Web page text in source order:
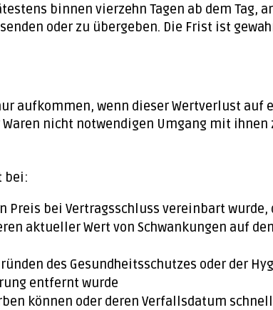
binnen vierzehn Tagen ab dem Tag,
oder zu übergeben. Die Frist ist
aufkommen, wenn dieser Wertverlust auf
nicht notwendigen Umgang mit
bei:
bei Vertragsschluss vereinbart wurde,
aktueller Wert von Schwankungen auf
des Gesundheitsschutzes oder der
entfernt wurde
können oder deren Verfallsdatum